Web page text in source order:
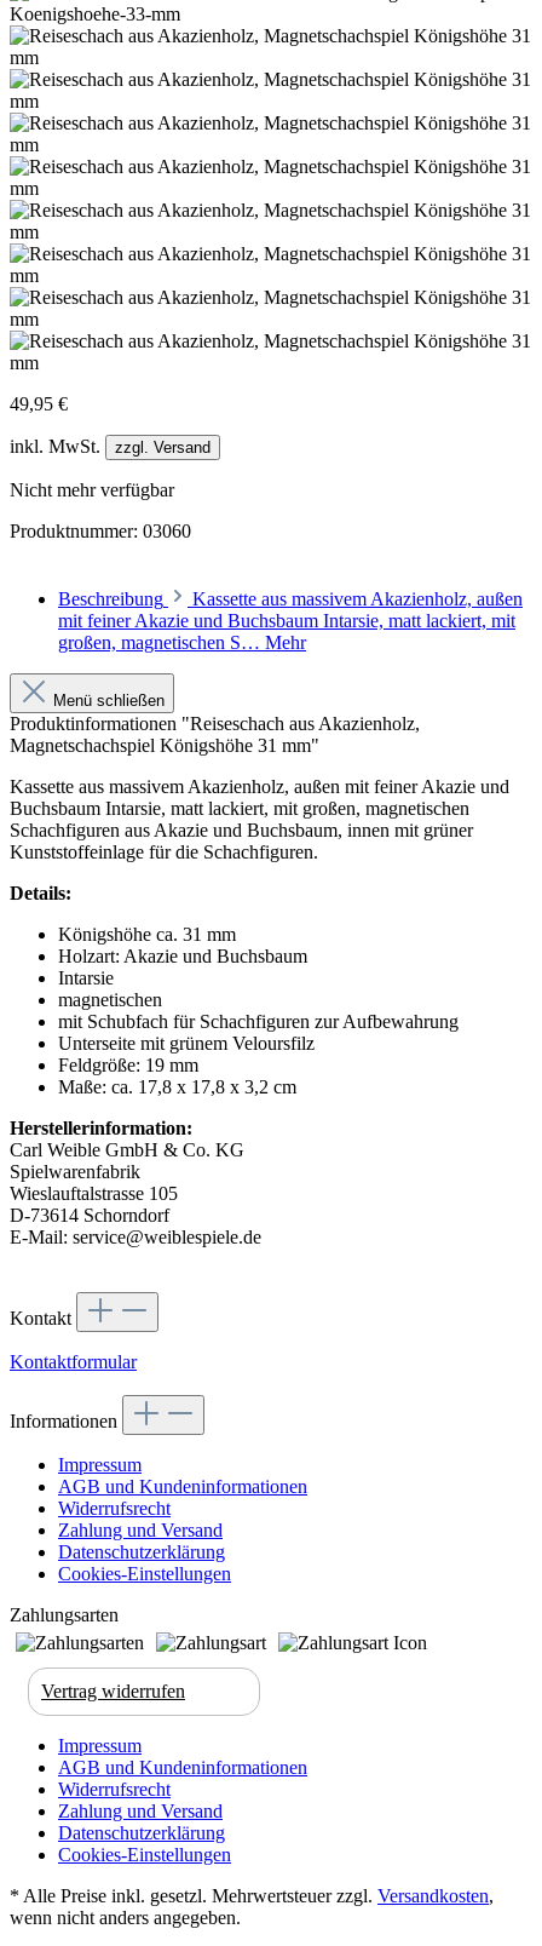
49,95 €
inkl. MwSt. zzgl. Versand
Nicht mehr verfügbar
Produktnummer: 03060
Beschreibung
Kassette aus massivem Akazienholz, außen
mit feiner Akazie und Buchsbaum Intarsie, matt lackiert, mit
großen, magnetischen S… Mehr
Menü schließen
Produktinformationen "Reiseschach aus Akazienholz,
Magnetschachspiel Königshöhe 31 mm"
Kassette aus massivem Akazienholz, außen mit feiner Akazie und
Buchsbaum Intarsie, matt lackiert, mit großen, magnetischen
Schachfiguren aus Akazie und Buchsbaum, innen mit grüner
Kunststoffeinlage für die Schachfiguren.
Details:
Königshöhe ca. 31 mm
Holzart: Akazie und Buchsbaum
Intarsie
magnetischen
mit Schubfach für Schachfiguren zur Aufbewahrung
Unterseite mit grünem Veloursfilz
Feldgröße: 19 mm
Maße: ca. 17,8 x 17,8 x 3,2 cm
Herstellerinformation:
Carl Weible GmbH & Co. KG
Spielwarenfabrik
Wieslauftalstrasse 105
D-73614 Schorndorf
E-Mail: service@weiblespiele.de
Kontakt
Kontaktformular
Informationen
Impressum
AGB und Kundeninformationen
Widerrufsrecht
Zahlung und Versand
Datenschutzerklärung
Cookies-Einstellungen
Zahlungsarten
Vertrag widerrufen
Impressum
AGB und Kundeninformationen
Widerrufsrecht
Zahlung und Versand
Datenschutzerklärung
Cookies-Einstellungen
* Alle Preise inkl. gesetzl. Mehrwertsteuer zzgl. Versandkosten,
wenn nicht anders angegeben.